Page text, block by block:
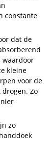
constante
dat de
waardoor
kleine
voor de
Zo
zo